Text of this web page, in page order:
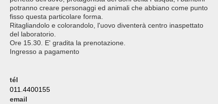
potranno creare personaggi ed animali che abbiano come punto
fisso questa particolare forma.
Ritagliandolo e colorandolo, l'uovo diventerà centro inaspettato
del laboratorio.
Ore 15.30. E' gradita la prenotazione.
Ingresso a pagamento
tél
011.4400155
email